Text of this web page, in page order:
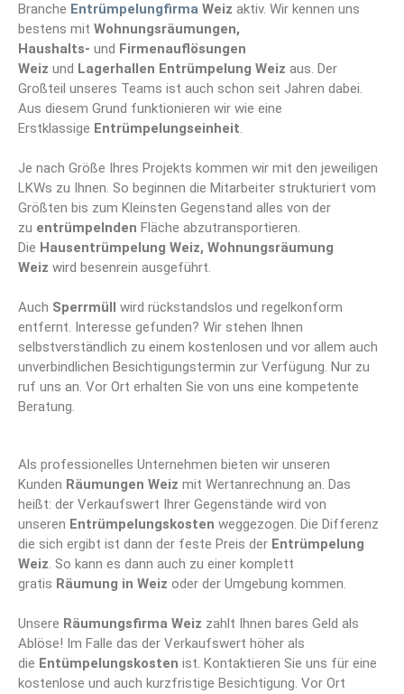
Branche Entrümpelungfirma Weiz aktiv. Wir kennen uns
bestens mit Wohnungsräumungen,
Haushalts- und Firmenauflösungen
Weiz und Lagerhallen Entrümpelung Weiz aus. Der
Großteil unseres Teams ist auch schon seit Jahren dabei.
Aus diesem Grund funktionieren wir wie eine
Erstklassige Entrümpelungseinheit.
Je nach Größe Ihres Projekts kommen wir mit den jeweiligen
LKWs zu Ihnen. So beginnen die Mitarbeiter strukturiert vom
Größten bis zum Kleinsten Gegenstand alles von der
zu entrümpelnden Fläche abzutransportieren.
Die Hausentrümpelung Weiz, Wohnungsräumung
Weiz wird besenrein ausgeführt.
Auch Sperrmüll wird rückstandslos und regelkonform
entfernt. Interesse gefunden? Wir stehen Ihnen
selbstverständlich zu einem kostenlosen und vor allem auch
unverbindlichen Besichtigungstermin zur Verfügung. Nur zu
ruf uns an. Vor Ort erhalten Sie von uns eine kompetente
Beratung.
Als professionelles Unternehmen bieten wir unseren
Kunden Räumungen Weiz mit Wertanrechnung an. Das
heißt: der Verkaufswert Ihrer Gegenstände wird von
unseren Entrümpelungskosten weggezogen. Die Differenz
die sich ergibt ist dann der feste Preis der Entrümpelung
Weiz. So kann es dann auch zu einer komplett
gratis Räumung in Weiz oder der Umgebung kommen.
Unsere Räumungsfirma Weiz zahlt Ihnen bares Geld als
Ablöse! Im Falle das der Verkaufswert höher als
die Entümpelungskosten ist. Kontaktieren Sie uns für eine
kostenlose und auch kurzfristige Besichtigung. Vor Ort